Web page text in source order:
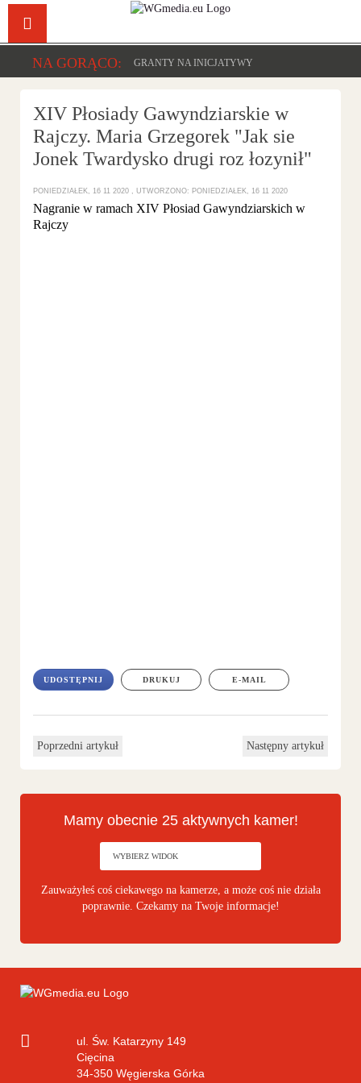
NA GORĄCO: GRANTY NA INICJATYWY
XIV Płosiady Gawyndziarskie w
Rajczy. Maria Grzegorek "Jak sie
Jonek Twardysko drugi roz łozynił"
PONIEDZIAŁEK, 16 11 2020 UTWORZONO: PONIEDZIAŁEK, 16 11 2020
Nagranie w ramach XIV Płosiad Gawyndziarskich w
Rajczy
UDOSTĘPNIJ DRUKUJ E-MAIL
Poprzedni artykuł Następny artykuł
Mamy obecnie 25 aktywnych kamer!
Zauważyłeś coś ciekawego na kamerze, a może coś nie działa
poprawnie. Czekamy na Twoje informacje!
ul. Św. Katarzyny 149
Cięcina
34-350 Węgierska Górka